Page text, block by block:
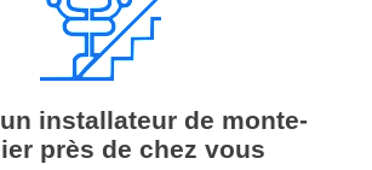
installateur de monte-
près de chez vous